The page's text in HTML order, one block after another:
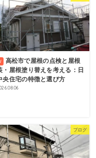
高松市で屋根の点検と屋根
・屋根塗り替えを考える：日
央住宅の特徴と選び方
ブログ